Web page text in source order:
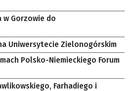
w Gorzowie do
Uniwersytecie Zielonogórskim
Polsko-Niemieckiego Forum
Farhadiego i